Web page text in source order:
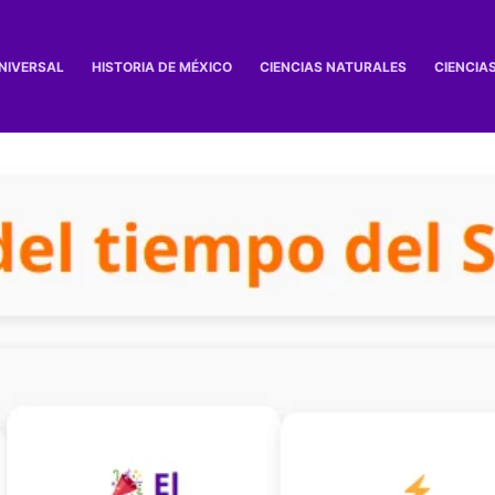
HISTORIA DE MÉXICO CIENCIAS NATURALES